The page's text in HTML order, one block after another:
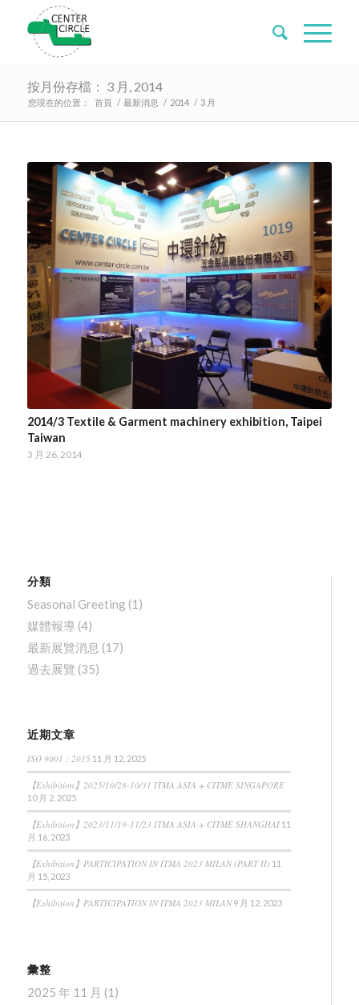
按月份存檔： 3 月, 2014
您現在的位置： 首頁 / 最新消息 / 2014 / 3 月
2014/3 Textile & Garment machinery exhibition, Taipei
Taiwan
3 月 26, 2014
分類
Seasonal Greeting (1)
媒體報導 (4)
最新展覽消息 (17)
過去展覽 (35)
近期文章
ISO 9001 : 2015 11 月 12, 2025
【Exhibition】2025/10/28-10/31 ITMA ASIA + CITME SINGAPORE
10 月 2, 2025
【Exhibition】2023/11/19-11/23 ITMA ASIA + CITME SHANGHAI 11
月 16, 2023
【Exhibition】PARTICIPATION IN ITMA 2023 MILAN (PART II) 11
月 15, 2023
【Exhibition】PARTICIPATION IN ITMA 2023 MILAN 9 月 12, 2023
彙整
2025 年 11 月 (1)